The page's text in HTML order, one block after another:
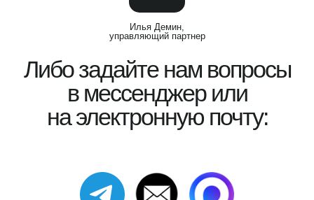
Либо задайте нам вопросы
в мессенджер или
на электронную почту:
Илья Демин,
управляющий партнер